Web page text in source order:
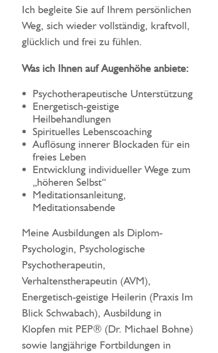
Ich begleite Sie auf Ihrem persönlichen
Weg, sich wieder vollständig, kraftvoll,
glücklich und frei zu fühlen.
Was ich Ihnen auf Augenhöhe anbiete:
Psychotherapeutische Unterstützung
Energetisch-geistige
Heilbehandlungen
Spirituelles Lebenscoaching
Auflösung innerer Blockaden für ein
freies Leben
Entwicklung individueller Wege zum
„höheren Selbst“
Meditationsanleitung,
Meditationsabende
Meine Ausbildungen als Diplom-
Psychologin, Psychologische
Psychotherapeutin,
Verhaltenstherapeutin (AVM),
Energetisch-geistige Heilerin (Praxis Im
Blick Schwabach), Ausbildung in
Klopfen mit PEP® (Dr. Michael Bohne)
sowie langjährige Fortbildungen in